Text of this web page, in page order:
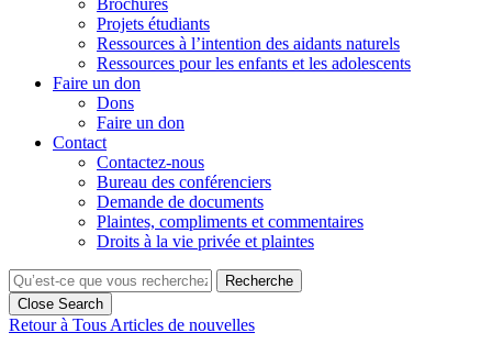
Projets étudiants
Ressources à l’intention des aidants naturels
Ressources pour les enfants et les adolescents
Faire un don
Dons
Faire un don
Contact
Contactez-nous
Bureau des conférenciers
Demande de documents
Plaintes, compliments et commentaires
Droits à la vie privée et plaintes
Recherche
Close Search
Retour à Tous Articles de nouvelles